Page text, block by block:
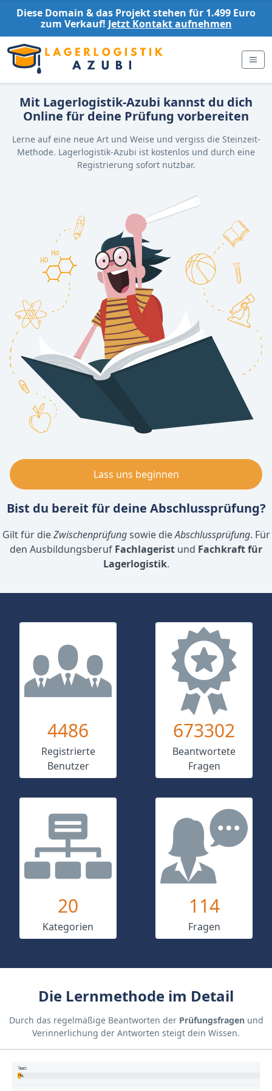
Diese Domain & das Projekt stehen für 1.499 Euro
zum Verkauf! Jetzt Kontakt aufnehmen
Mit Lagerlogistik-Azubi kannst du dich
Online für deine Prüfung vorbereiten
Lerne auf eine neue Art und Weise und vergiss die Steinzeit-
Methode. Lagerlogistik-Azubi ist kostenlos und durch eine
Registrierung sofort nutzbar.
Lass uns beginnen
Bist du bereit für deine Abschlussprüfung?
Gilt für dieZwischenprüfungsowie dieAbschlussprüfung. Für
den Ausbildungsberuf Fachlagerist und Fachkraft für
Lagerlogistik.
4486
Registrierte
Benutzer
673302
Beantwortete
Fragen
20
Kategorien
114
Fragen
Die Lernmethode im Detail
Durch das regelmäßige Beantworten der Prüfungsfragen und
Verinnerlichung der Antworten steigt dein Wissen.